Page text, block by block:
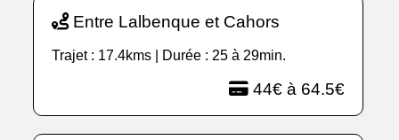
Entre Lalbenque et Cahors
Trajet : 17.4kms | Durée : 25 à 29min.
44€ à 64.5€